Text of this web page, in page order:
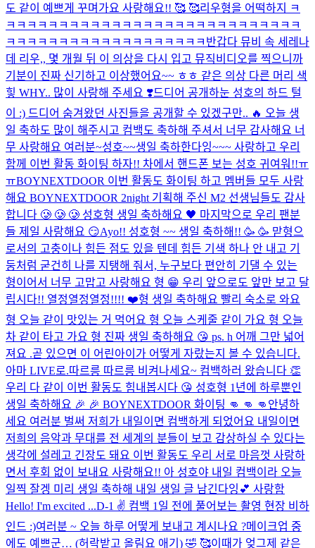
도 같이 예쁘게 꾸며가요 사랑해요!! 🥰 🥰리우형을 어떡하지 ㅋ
ㅋㅋㅋㅋㅋㅋㅋㅋㅋㅋㅋㅋㅋㅋㅋㅋㅋㅋㅋㅋㅋㅋㅋㅋㅋㅋㅋㅋ
ㅋㅋㅋㅋㅋㅋㅋㅋㅋㅋㅋㅋㅋㅋㅋㅋㅋㅋㅋ 반갑다 뮤비 속 세레나
데 리우,, 몇 개월 뒤 이 의상을 다시 입고 뮤직비디오를 찍으니까
기분이 진짜 신기하고 이상했어요~~ ㅎㅎ 같은 의상 다른 머리 색
힣 WHY.. 많이 사랑해 주세요 ❣️드디어 공개하눈 성호의 하드 털
이 :) 드디어 숨겨왔던 사진들을 공개할 수 있겠구만.. 🔥 오늘 생
일 축하도 많이 해주시고 컴백도 축하해 주셔서 너무 감사해요 너
무 사랑해요 여러분~성호~~생일 축하한다잉~~~ 사랑하고 우리
함께 이번 활동 화이팅 하자!! 차에서 핸드폰 보는 성호 귀여워!!ㅠ
ㅠBOYNEXTDOOR 이번 활동도 화이팅 하고 멤버들 모두 사랑
해요 BOYNEXTDOOR 2night 기획해 주신 M2 선생님들도 감사
합니다 🥲 🥲 🥲 성호형 생일 축하해요 🖤 마지막으로 우리 팬분
들 제일 사랑해요 😏Ayo!! 성호형 ~~ 생일 축하해!! 🥳 🥳 맏형으
로서의 고충이나 힘든 점도 있을 텐데 힘든 기색 하나 안 내고 기
둥처럼 굳건히 나를 지탱해 줘서, 누구보다 편안히 기댈 수 있는
형이어서 너무 고맙고 사랑해요 형 😁 우리 앞으로도 앞만 보고 달
립시다!! 열정열정열정!!!! ❤️형 생일 축하해요 빨리 숙소로 와요
형 오늘 같이 맛있는 거 먹어요 형 오늘 스케줄 같이 가요 형 오늘
차 같이 타고 가요 형 진짜 생일 축하해요 😘 ps. h 어깨 그만 넓어
져요 .곧 있으면 이 어린아이가 어떻게 자랐는지 볼 수 있습니다.
아마 LIVE로.따르릉 따르릉 비켜나세요~ 컴백하러 왔습니다 👏
우리 다 같이 이번 활동도 힘내봅시다 😘 성호형 1년에 하루뿐인
생일 축하해요 🎉 🎉 BOYNEXTDOOR 화이팅 👊 👊 👊 안녕하
세요 여러분 벌써 저희가 내일이면 컴백하게 되었어요 내일이면
저희의 음악과 무대를 전 세계의 분들이 보고 감상하실 수 있다는
생각에 설레고 긴장도 돼요 이번 활동도 우리 서로 마음껏 사랑하
면서 후회 없이 보내요 사랑해요!! 아 성호야 내일 컴백이라 오늘
일찍 잘겡 미리 생일 축하해 내일 생일 글 남긴다잉💕 사랑함
Hello! I'm excited ...D-1 ✌️​ 컴백 1일 전에 풀어보는 촬영 현장 비하
인드 :)여러분 ~ 오늘 하루 어떻게 보내고 계시나요 ?메이크업 중
에도 예쁘군… (허락받고 올림요 애기) 🤣 🥰이때가 엊그제 같은